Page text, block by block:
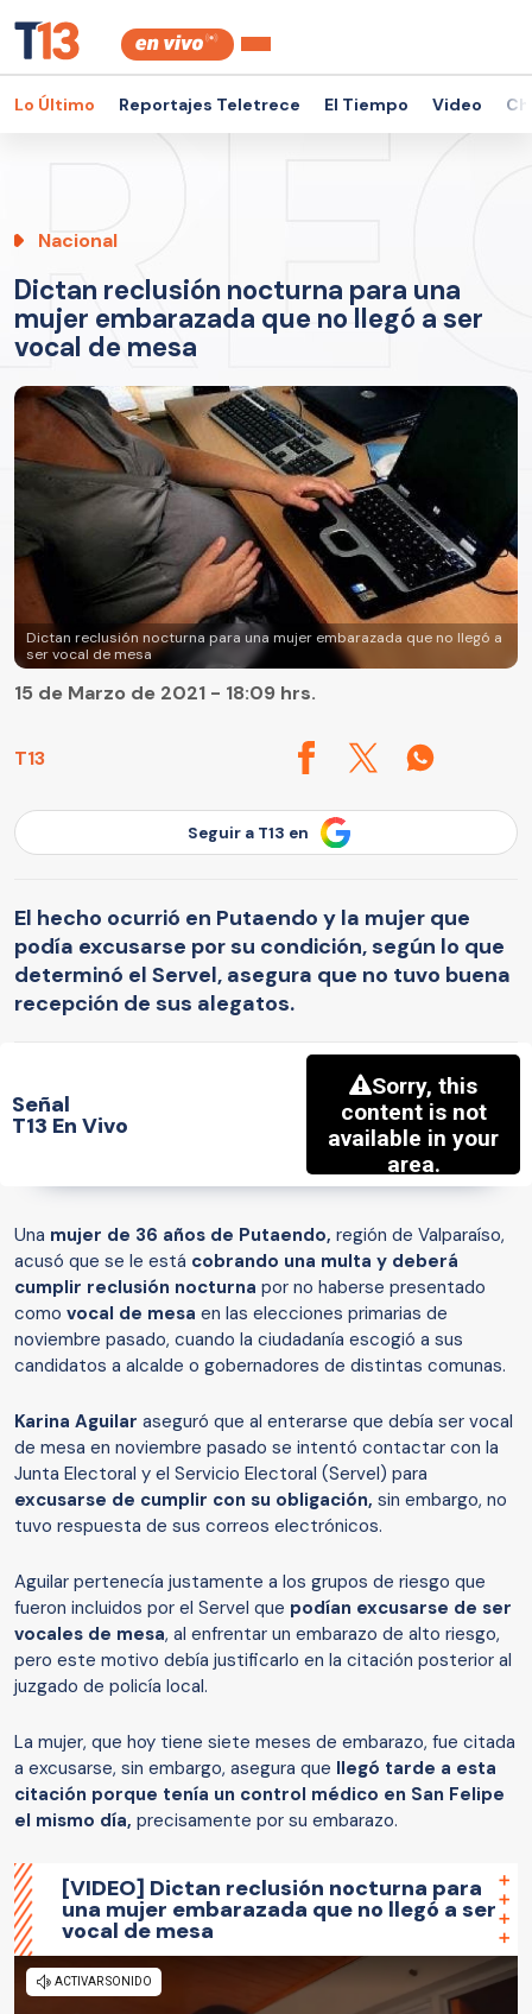
Lo Último Reportajes Teletrece El Tiempo Video
Nacional
Dictan reclusión nocturna para una
mujer embarazada que no llegó a ser
vocal de mesa
Dictan reclusión nocturna para una mujer embarazada que no llegó a
ser vocal de mesa
T13
15 de Marzo de 2021 - 18:09 hrs.
Seguir a T13 en
El hecho ocurrió en Putaendo y la mujer que
podía excusarse por su condición, según lo que
determinó el Servel, asegura que no tuvo buena
recepción de sus alegatos.
Señal
T13 En Vivo
Una mujer de 36 años de Putaendo, región de Valparaíso,
acusó que se le está cobrando una multa y deberá
cumplir reclusión nocturna por no haberse presentado
como vocal de mesa en las elecciones primarias de
noviembre pasado, cuando la ciudadanía escogió a sus
candidatos a alcalde o gobernadores de distintas comunas.
Karina Aguilar aseguró que al enterarse que debía ser vocal
de mesa en noviembre pasado se intentó contactar con la
Junta Electoral y el Servicio Electoral (Servel) para
excusarse de cumplir con su obligación, sin embargo, no
tuvo respuesta de sus correos electrónicos.
Aguilar pertenecía justamente a los grupos de riesgo que
fueron incluidos por el Servel que podían excusarse de ser
vocales de mesa, al enfrentar un embarazo de alto riesgo,
pero este motivo debía justificarlo en la citación posterior al
juzgado de policía local.
La mujer, que hoy tiene siete meses de embarazo, fue citada
a excusarse, sin embargo, asegura que llegó tarde a esta
citación porque tenía un control médico en San Felipe
el mismo día, precisamente por su embarazo.
[VIDEO] Dictan reclusión nocturna para
una mujer embarazada que no llegó a ser
vocal de mesa